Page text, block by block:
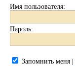
Имя пользователя:
Пароль:
Запомнить меня |